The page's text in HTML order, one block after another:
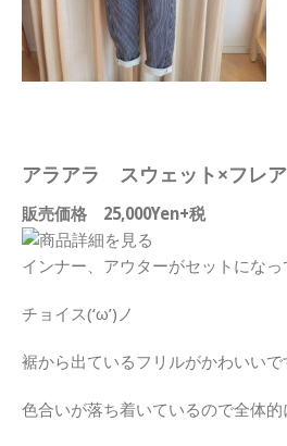
アラアラ スウェット×フレア
販売価格 25,000Yen+税
インナー、アウターがセットにな
チョイス(‘ω’)ノ
裾から出ているフリルがかわいいで
色合いが落ち着いているので全体的